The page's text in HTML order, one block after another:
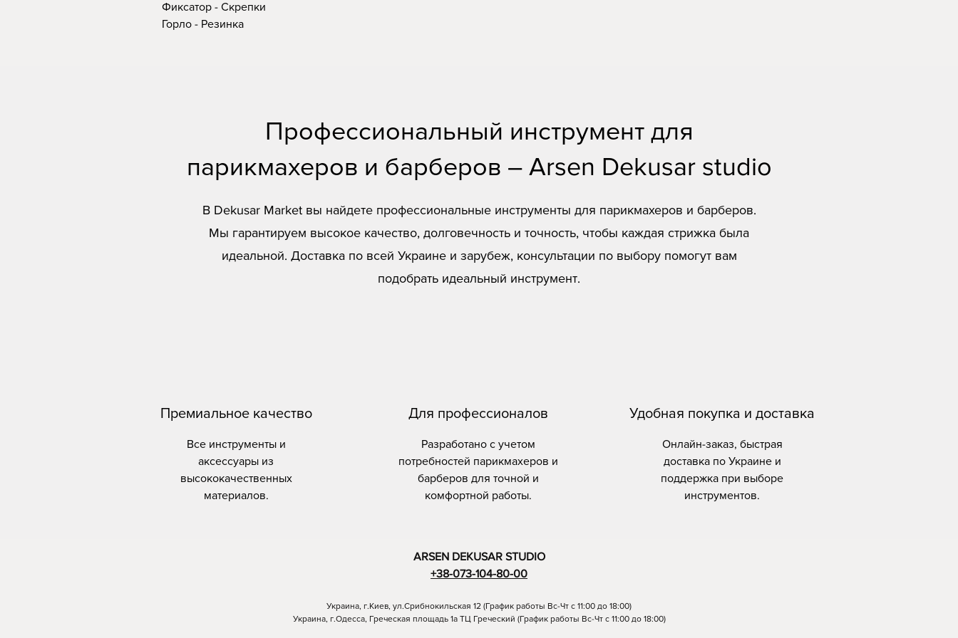
Фиксатор - Скрепки
Горло - Резинка
Профессиональный инструмент для
парикмахеров и барберов – Arsen Dekusar studio
В Dekusar Market вы найдете профессиональные инструменты для парикмахеров и барберов.
Мы гарантируем высокое качество, долговечность и точность, чтобы каждая стрижка была
идеальной. Доставка по всей Украине и зарубеж, консультации по выбору помогут вам
подобрать идеальный инструмент.
Премиальное качество
Все инструменты и
аксессуары из
высококачественных
материалов.
Для профессионалов
Разработано с учетом
потребностей парикмахеров и
барберов для точной и
комфортной работы.
Удобная покупка и доставка
Онлайн-заказ, быстрая
доставка по Украине и
поддержка при выборе
инструментов.
ARSEN DEKUSAR STUDIO
+38-073-104-80-00
Украина, г.Киев, ул.Срибнокильская 12 (График работы Вс-Чт с 11:00 до 18:00)
Украина, г.Одесса, Греческая площадь 1а ТЦ Греческий (График работы Вс-Чт с 11:00 до 18:00)